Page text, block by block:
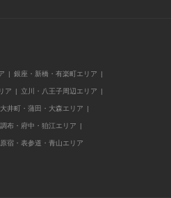
銀座・新橋・有楽町エリア
ア 立川・八王子周辺エリア
大井町・蒲田・大森エリア
調布・府中・狛江エリア
原宿・表参道・青山エリア